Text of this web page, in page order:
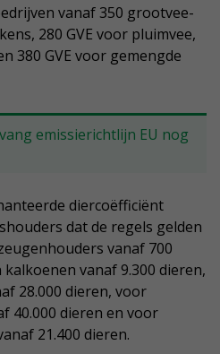
vanaf 350 grootvee-
280 GVE voor pluimvee,
380 GVE voor gemengde
emissierichtlijn EU nog
diercoëfficiënt
dat de regels gelden
vanaf 700
vanaf 9.300 dieren,
28.000 dieren, voor
40.000 dieren en voor
21.400 dieren.